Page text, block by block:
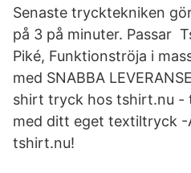
Senaste trycktekniken
på 3 på minuter. Passar
Piké, Funktionströja i
med SNABBA
shirt tryck hos tshirt.nu -
med ditt eget textiltryck -
tshirt.nu!